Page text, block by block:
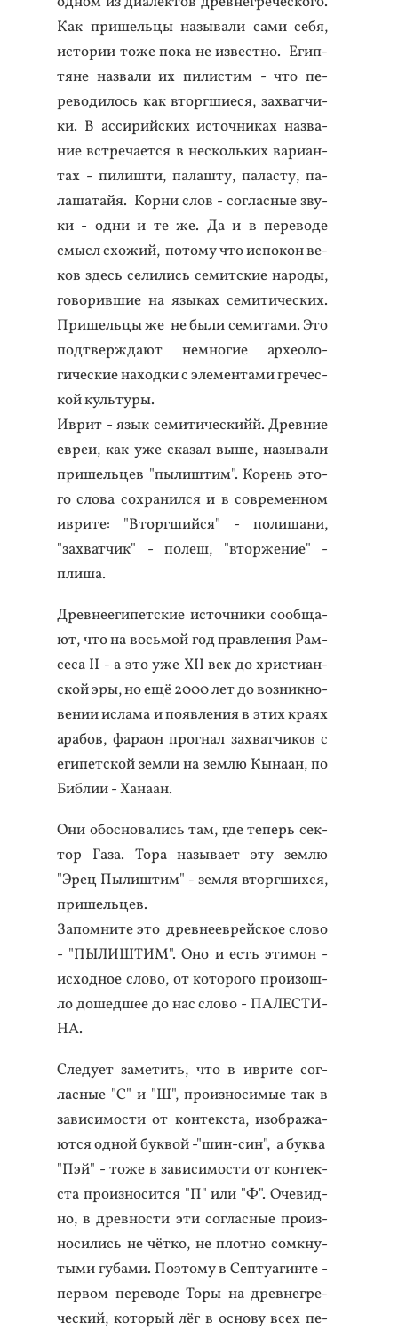
Как при­шель­цы на­зыва­ли са­ми се­бя,
ис­то­рии то­же по­ка не из­вес­тно. Егип­
тя­не наз­ва­ли их пи­лис­тим - что пе­
рево­дилось как втор­гши­еся, зах­ватчи­
ки. В ас­си­рий­ских ис­точни­ках наз­ва­
ние встре­ча­ет­ся в нес­коль­ких ва­ри­ан­
тах - пи­лиш­ти, па­лаш­ту, па­лас­ту, па­
лаша­тайя. Кор­ни слов - сог­ласные зву­
ки - од­ни и те же. Да и в пе­рево­де
смысл схо­жий, по­тому что ис­по­кон ве­
ков здесь се­лились се­мит­ские на­роды,
го­ворив­шие на язы­ках се­мити­чес­ких.
При­шель­цы же не бы­ли се­мита­ми. Это
под­твержда­ют нем­но­гие ар­хе­оло­
гичес­кие на­ход­ки с эле­мен­та­ми гре­чес­
кой куль­ту­ры.
Ив­рит - язык се­мити­чес­кийй. Древ­ние
ев­реи, как уже ска­зал вы­ше, на­зыва­ли
при­шель­цев "пы­лиш­тим". Ко­рень это­
го сло­ва сох­ра­нил­ся и в сов­ре­мен­ном
ив­ри­те: "Втор­гший­ся" - по­лиша­ни,
"зах­ватчик" - по­леш, "втор­же­ние" -
пли­ша.
Древ­не­еги­пет­ские ис­точни­ки со­об­ща­
ют, что на вось­мой год прав­ле­ния Рам­
се­са II - а это уже XII век до хрис­ти­ан­
ской эры, но ещё 2000 лет до воз­никно­
вении ис­ла­ма и по­яв­ле­ния в этих кра­ях
ара­бов, фа­ра­он прог­нал зах­ватчи­ков с
еги­пет­ской зем­ли на зем­лю Кы­на­ан, по
Биб­лии - Ха­на­ан.
Они обос­но­вались там, где те­перь сек­
тор Га­за. То­ра на­зыва­ет эту зем­лю
"Эрец Пы­лиш­тим" - зем­ля втор­гших­ся,
при­шель­цев.
За­пом­ни­те это древ­не­ев­рей­ское сло­во
- "ПЫ­ЛИШ­ТИМ". Оно и есть эти­мон -
ис­ходное сло­во, от ко­торо­го про­изош­
ло до­шед­шее до нас сло­во - ПА­ЛЕС­ТИ­
НА.
Сле­ду­ет за­метить, что в ив­ри­те сог­
ласные "С" и "Ш", про­из­но­симые так в
за­виси­мос­ти от кон­тек­ста, изоб­ра­жа­
ют­ся од­ной бук­вой -"шин-син", а бук­ва
"Пэй" - то­же в за­виси­мос­ти от кон­тек­
ста про­из­но­сит­ся "П" или "Ф". Оче­вид­
но, в древ­ности эти сог­ласные про­из­
но­сились не чёт­ко, не плот­но сом­кну­
тыми гу­бами. По­это­му в Сеп­ту­агин­те -
пер­вом пе­рево­де То­ры на древ­негре­
чес­кий, ко­торый лёг в ос­но­ву всех пе­